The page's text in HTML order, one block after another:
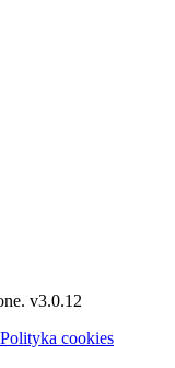
v3.0.12
Polityka cookies